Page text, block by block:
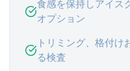
食感を保持しアイス
オプション
トリミング、格付け
る検査